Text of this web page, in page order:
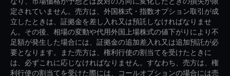
定されていません。売方は、外国株式・指数オプション取引が成
立したときは、証拠金を差し入れ又は預託しなければなりませ
ん。その後、相場の変動や代用外国上場株式の値下がりにより不
足額が発生した場合には、証拠金の追加差入れ又は追加預託が必
要となります。また売方は、権利行使の割当てを受けたときに
は、必ずこれに応じなければなりません。すなわち、売方は、権
利行使の割当てを受けた際には、コールオプションの場合には売